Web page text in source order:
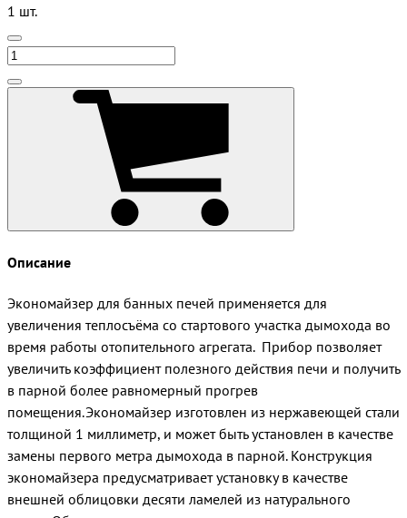
1 шт.
Описание
Экономайзер для банных печей применяется для
увеличения теплосъёма со стартового участка дымохода во
время работы отопительного агрегата. Прибор позволяет
увеличить коэффициент полезного действия печи и получить
в парной более равномерный прогрев
помещения.Экономайзер изготовлен из нержавеющей стали
толщиной 1 миллиметр, и может быть установлен в качестве
замены первого метра дымохода в парной. Конструкция
экономайзера предусматривает установку в качестве
внешней облицовки десяти ламелей из натурального